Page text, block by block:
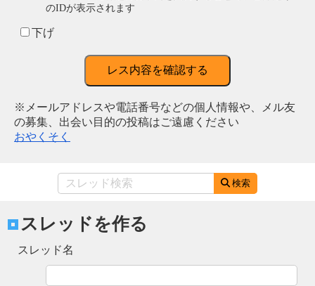
のIDが表示されます
下げ
レス内容を確認する
※メールアドレスや電話番号などの個人情報や、メル友
の募集、出会い目的の投稿はご遠慮ください
おやくそく
検索
スレッドを作る
スレッド名